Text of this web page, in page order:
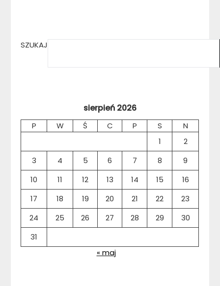
SZUKAJ
sierpień 2026
P W Ś C P S
N
1
2
3
4 5 6 7 8
9
10
11 12 13 14 15
16
17
18 19 20 21 22
23
24
25 26 27 28 29
30
31
« maj